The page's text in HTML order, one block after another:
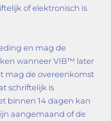
of elektronisch is
en mag de
wanneer VIB™ later
mag de overeenkomst
schriftelijk is
binnen 14 dagen kan
aangemaand of de